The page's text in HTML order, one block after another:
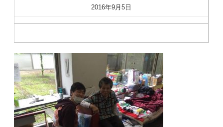
2016年9月5日